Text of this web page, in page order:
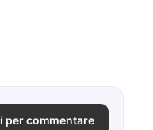
per commentare